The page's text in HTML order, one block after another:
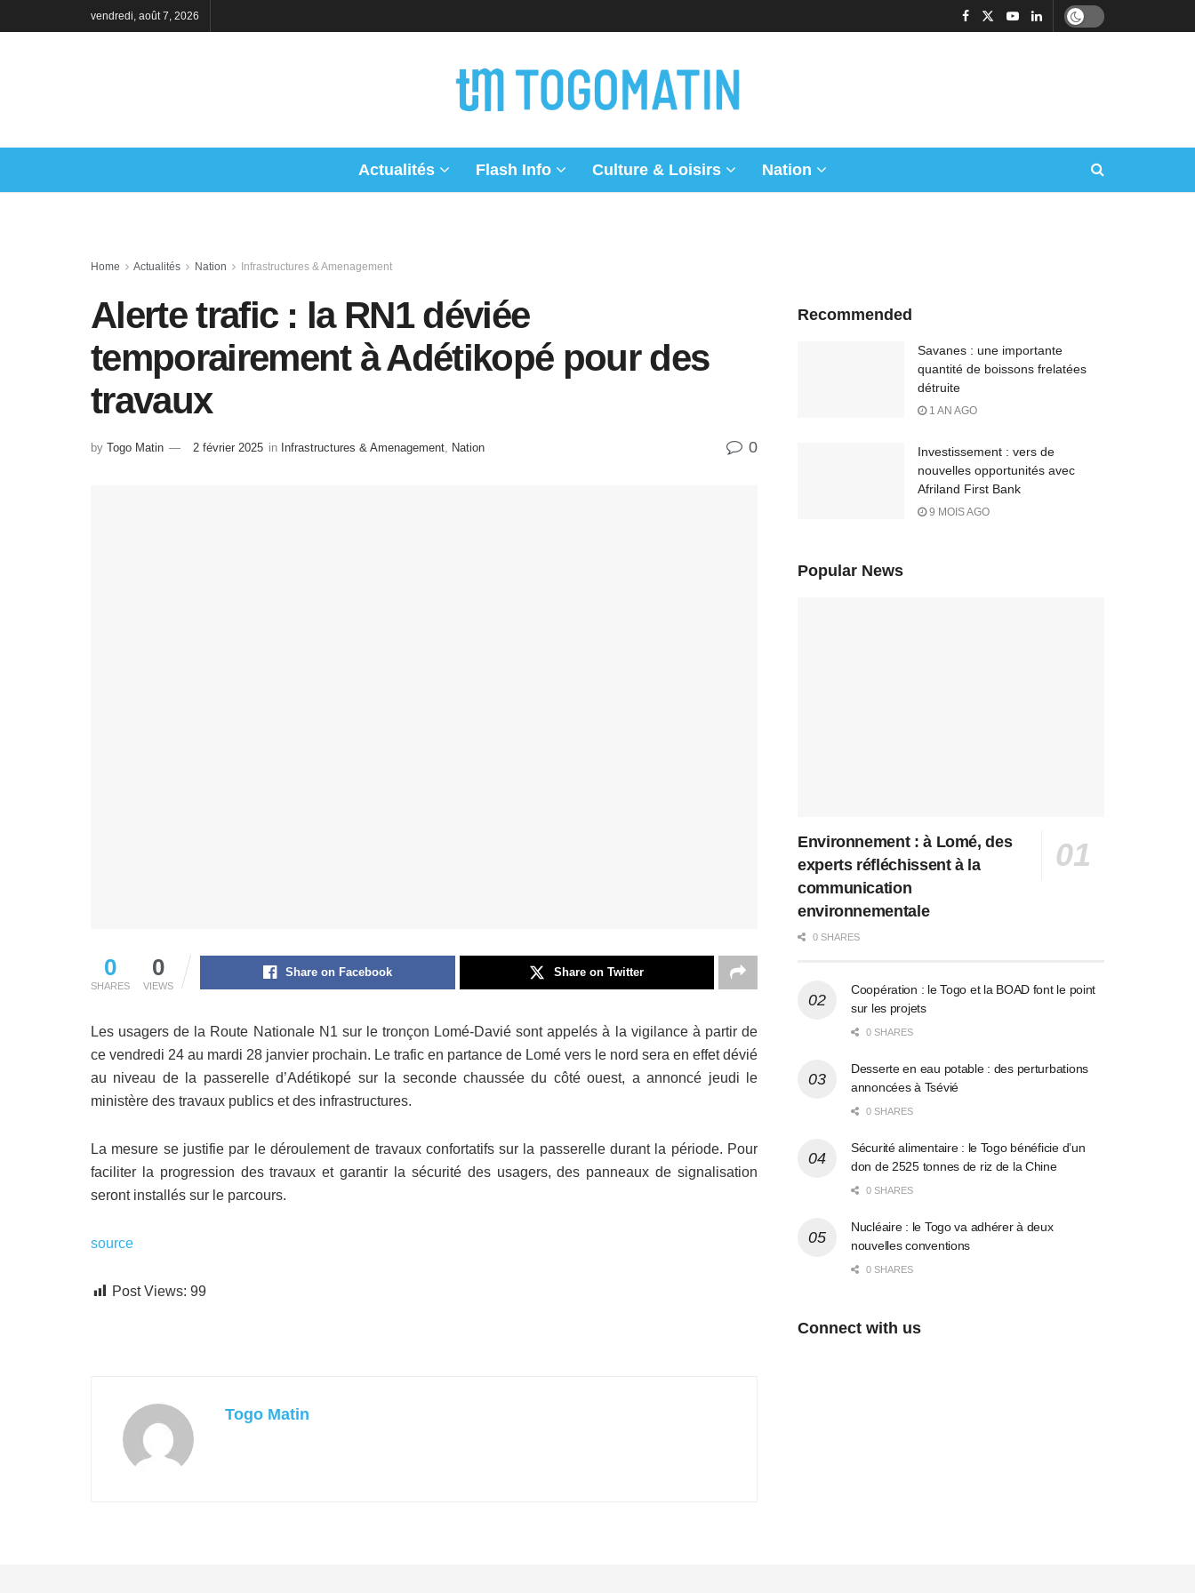
vendredi, août 7, 2026
Actualités Flash Info Culture & Loisirs Nation
Home Actualités Nation Infrastructures & Amenagement
Alerte trafic : la RN1 déviée
temporairement à Adétikopé pour des
travaux
by Togo Matin 2 février 2025 in Infrastructures & Amenagement Nation 0
0
SHARES
0
VIEWS
Share on Facebook Share on Twitter
Les usagers de la Route Nationale N1 sur le tronçon Lomé-Davié sont appelés à la vigilance à partir de
ce vendredi 24 au mardi 28 janvier prochain. Le trafic en partance de Lomé vers le nord sera en effet dévié
au niveau de la passerelle d’Adétikopé sur la seconde chaussée du côté ouest, a annoncé jeudi le
ministère des travaux publics et des infrastructures.
La mesure se justifie par le déroulement de travaux confortatifs sur la passerelle durant la période. Pour
faciliter la progression des travaux et garantir la sécurité des usagers, des panneaux de signalisation
seront installés sur le parcours.
source
Post Views: 99
Togo Matin
Recommended
Savanes : une importante
quantité de boissons frelatées
détruite
1 AN AGO
Investissement : vers de
nouvelles opportunités avec
Afriland First Bank
9 MOIS AGO
Popular News
Environnement : à Lomé, des
experts réfléchissent à la
communication
environnementale
0 SHARES
Coopération : le Togo et la BOAD font le point
sur les projets
0 SHARES
Desserte en eau potable : des perturbations
annoncées à Tsévié
0 SHARES
Sécurité alimentaire : le Togo bénéficie d’un
don de 2525 tonnes de riz de la Chine
0 SHARES
Nucléaire : le Togo va adhérer à deux
nouvelles conventions
0 SHARES
Connect with us